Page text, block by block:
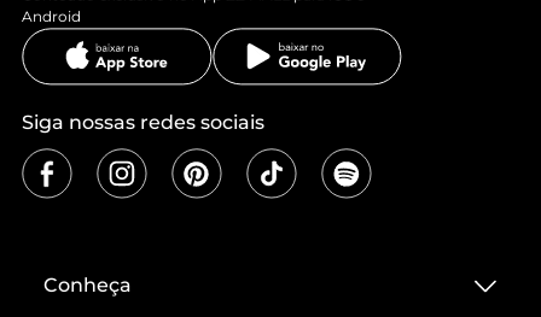
Android
Siga nossas redes sociais
Conheça